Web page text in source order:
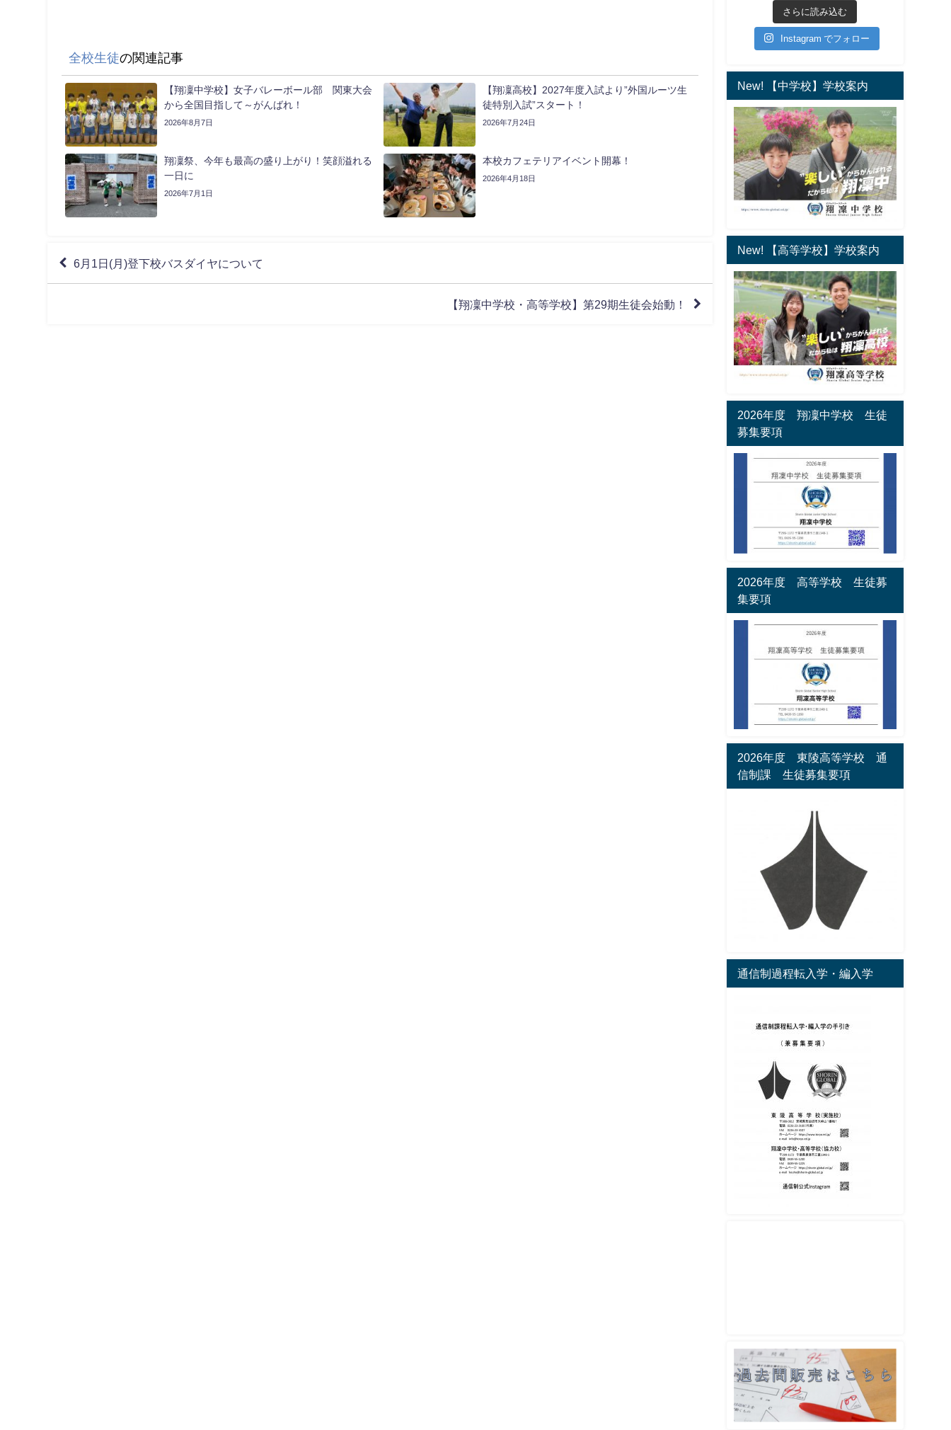
全校生徒の関連記事
【翔凜中学校】女子バレーボール部 関東大会
から全国目指して～がんばれ！
2026年8月7日
【翔凜高校】2027年度入試より”外国ルーツ生
徒特別入試”スタート！
2026年7月24日
翔凜祭、今年も最高の盛り上がり！笑顔溢れる
一日に
2026年7月1日
本校カフェテリアイベント開幕！
2026年4月18日
6月1日(月)登下校バスダイヤについて
【翔凜中学校・高等学校】第29期生徒会始動！
さらに読み込む
Instagram でフォロー
New! 【中学校】学校案内
New! 【高等学校】学校案内
2026年度 翔凜中学校 生徒
募集要項
2026年度 高等学校 生徒募
集要項
2026年度 東陵高等学校 通
信制課 生徒募集要項
通信制過程転入学・編入学